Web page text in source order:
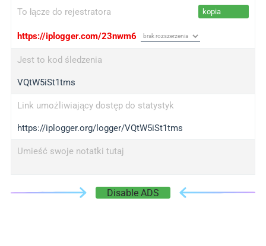
To łącze do rejestratora kopia
https://iplogger.com/23nwm6
Jest to kod śledzenia
VQtW5iSt1tms
Link umożliwiający dostęp do statystyk
https://iplogger.org/logger/VQtW5iSt1tms
Umieść swoje notatki tutaj
Disable ADS